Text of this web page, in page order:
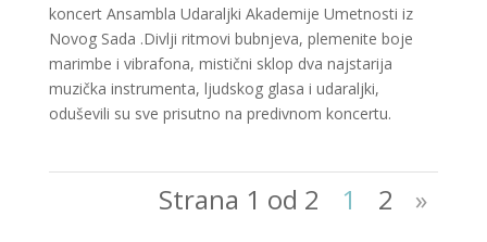
koncert Ansambla Udaraljki Akademije Umetnosti iz
Novog Sada .Divlji ritmovi bubnjeva, plemenite boje
marimbe i vibrafona, mistični sklop dva najstarija
muzička instrumenta, ljudskog glasa i udaraljki,
oduševili su sve prisutno na predivnom koncertu.
Strana 1 od 2 1 2 »